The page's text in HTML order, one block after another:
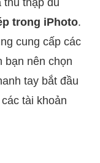
thập đủ
trong iPhoto.
cung cấp các
bạn nên chọn
tay bắt đầu
tài khoản